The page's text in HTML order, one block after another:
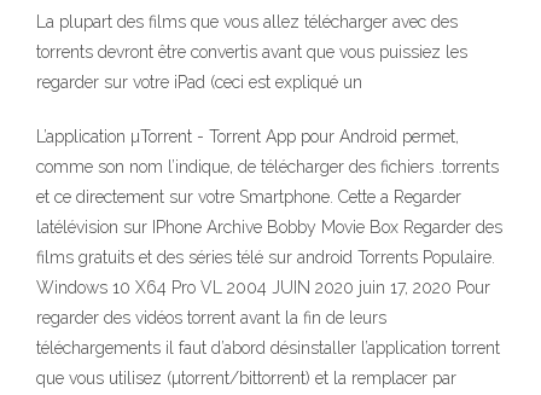
La plupart des films que vous allez télécharger avec des
torrents devront être convertis avant que vous puissiez les
regarder sur votre iPad (ceci est expliqué un
L’application µTorrent - Torrent App pour Android permet,
comme son nom l’indique, de télécharger des fichiers .torrents
et ce directement sur votre Smartphone. Cette a Regarder
latélévision sur IPhone Archive Bobby Movie Box Regarder des
films gratuits et des séries télé sur android Torrents Populaire.
Windows 10 X64 Pro VL 2004 JUIN 2020 juin 17, 2020 Pour
regarder des vidéos torrent avant la fin de leurs
téléchargements il faut d’abord désinstaller l’application torrent
que vous utilisez (µtorrent/bittorrent) et la remplacer par